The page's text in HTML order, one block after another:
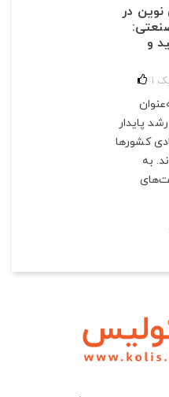
در
و
1
پایدار
کشورها
به